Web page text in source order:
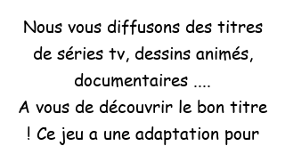
Nous vous diffusons des titres
de séries tv, dessins animés,
documentaires ....
A vous de découvrir le bon titre
! Ce jeu a une adaptation pour